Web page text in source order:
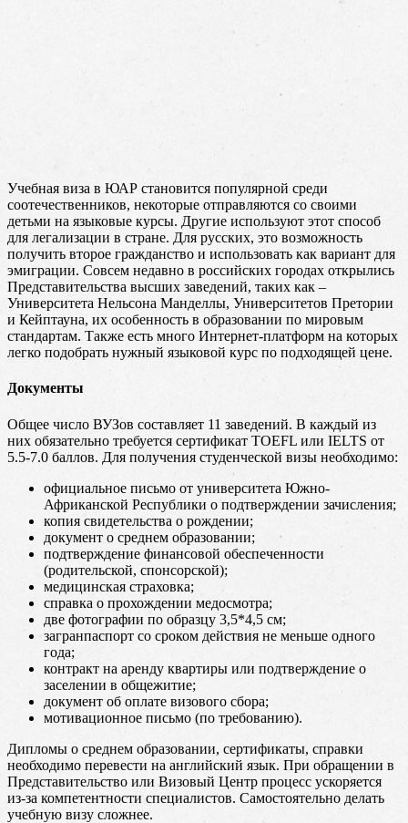
Учебная виза в ЮАР становится популярной среди
соотечественников, некоторые отправляются со своими
детьми на языковые курсы. Другие используют этот способ
для легализации в стране. Для русских, это возможность
получить второе гражданство и использовать как вариант для
эмиграции. Совсем недавно в российских городах открылись
Представительства высших заведений, таких как –
Университета Нельсона Манделлы, Университетов Претории
и Кейптауна, их особенность в образовании по мировым
стандартам. Также есть много Интернет-платформ на которых
легко подобрать нужный языковой курс по подходящей цене.
Документы
Общее число ВУЗов составляет 11 заведений. В каждый из
них обязательно требуется сертификат TOEFL или IELTS от
5.5-7.0 баллов. Для получения студенческой визы необходимо:
официальное письмо от университета Южно-
Африканской Республики о подтверждении зачисления;
копия свидетельства о рождении;
документ о среднем образовании;
подтверждение финансовой обеспеченности
(родительской, спонсорской);
медицинская страховка;
справка о прохождении медосмотра;
две фотографии по образцу 3,5*4,5 см;
загранпаспорт со сроком действия не меньше одного
года;
контракт на аренду квартиры или подтверждение о
заселении в общежитие;
документ об оплате визового сбора;
мотивационное письмо (по требованию).
Дипломы о среднем образовании, сертификаты, справки
необходимо перевести на английский язык. При обращении в
Представительство или Визовый Центр процесс ускоряется
из-за компетентности специалистов. Самостоятельно делать
учебную визу сложнее.